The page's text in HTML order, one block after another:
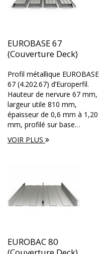
EUROBASE 67
(Couverture Deck)
Profil métallique EUROBASE
67 (4.202.67) d’Europerfil.
Hauteur de nervure 67 mm,
largeur utile 810 mm,
épaisseur de 0,6 mm à 1,20
mm, profilé sur base…
VOIR PLUS
EUROBAC 80